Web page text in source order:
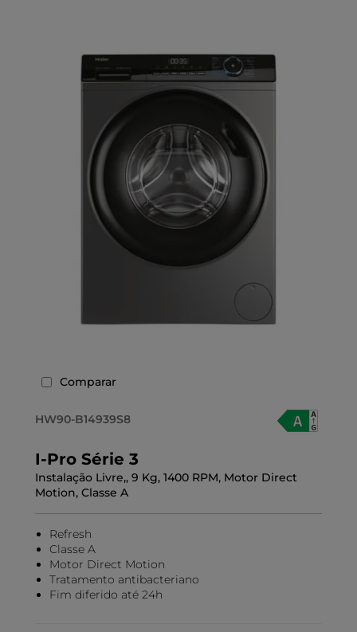
Comparar
HW90-B14939S8
I-Pro Série 3
Instalação Livre,, 9 Kg, 1400 RPM, Motor Direct
Motion, Classe A
Refresh
Classe A
Motor Direct Motion
Tratamento antibacteriano
Fim diferido até 24h